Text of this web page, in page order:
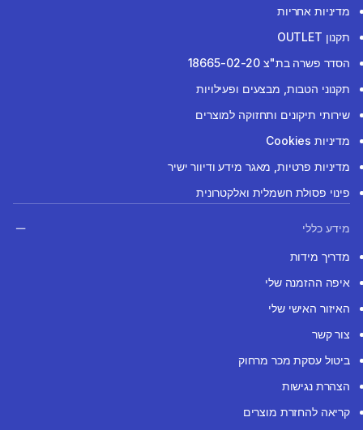
מדיניות אחריות
תקנון OUTLET
הסדר פשרה בת"צ 18665-02-20
תקנוני הטבות, מבצעים ופעילויות
שירותי תיקונים ותחזוקה למוצרים
מדיניות Cookies
מדיניות פרטיות, מאגר מידע ודיוור ישיר
פינוי פסולת חשמלית ואלקטרונית
מידע כללי
מדריך מידות
איפה ההזמנה שלי
האיזור האישי שלי
צור קשר
ביטול עסקת מכר מרחוק
הצהרת נגישות
קריאה להחזרת מוצרים